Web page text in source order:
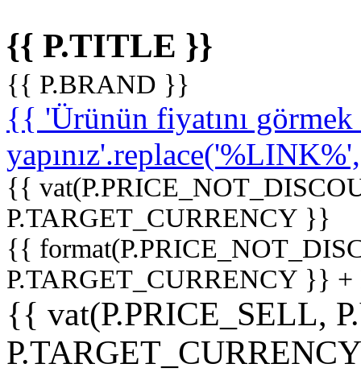
{{ P.TITLE }}
{{ P.BRAND }}
{{ 'Ürünün fiyatını
{{
P.TARGET_CURRENCY }}
{{
P.TARGET_CURRENCY }}
{{ vat(P.PRICE_SELL,